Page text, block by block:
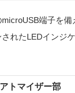
端子を
れたLEDインジ
トマイザー部